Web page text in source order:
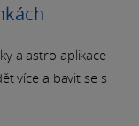
a astro aplikace
více a bavit se s